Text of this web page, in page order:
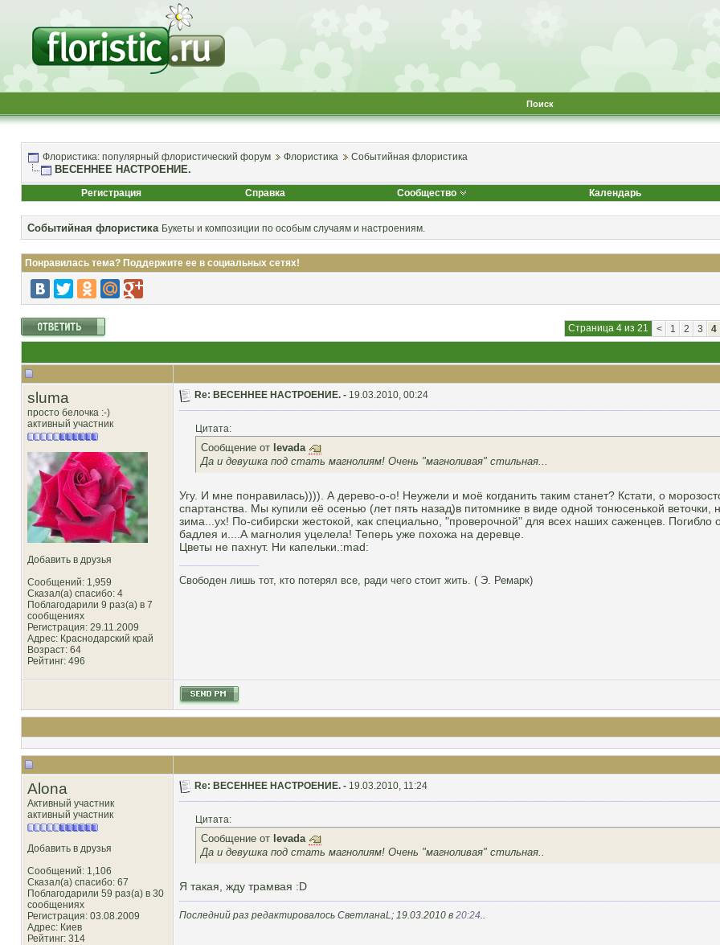
Поиск
Флористика: популярный флористический форум Флористика Событийная флористика
ВЕСЕННЕЕ НАСТРОЕНИЕ.
Регистрация
Справка Сообщество Календарь
Событийная флористика Букеты и композиции по особым случаям и настроениям.
Понравилась тема? Поддержите ее в социальных сетях!
Страница 4 из 21 < 1 2 3 4
sluma
просто белочка :-)
активный участник
Добавить в друзья
Сообщений: 1,959
Сказал(а) спасибо: 4
Поблагодарили 9 раз(а) в 7
сообщениях
Регистрация: 29.11.2009
Адрес: Краснодарский край
Возраст: 64
Рейтинг: 496
Re: ВЕСЕННЕЕ НАСТРОЕНИЕ. - 19.03.2010, 00:24
Цитата:
Сообщение от levada
Да и девушка под стать магнолиям! Очень "магноливая" стильная...
Угу. И мне понравилась)))). А дерево-о-о! Неужели и моё когданить таким станет? Кстати, о
спартанства. Мы купили её осенью (лет пять назад)в питомнике в виде одной тонюсенькой
зима...ух! По-сибирски жестокой, как специально, "проверочной" для всех наших саженцев. Погибло
бадлея и....А магнолия уцелела! Теперь уже похожа на деревце.
Цветы не пахнут. Ни капельки.:mad:
Свободен лишь тот, кто потерял все, ради чего стоит жить. ( Э. Ремарк)
Alona
Активный участник
активный участник
Добавить в друзья
Сообщений: 1,106
Сказал(а) спасибо: 67
Поблагодарили 59 раз(а) в 30
сообщениях
Регистрация: 03.08.2009
Адрес: Киев
Рейтинг: 314
Re: ВЕСЕННЕЕ НАСТРОЕНИЕ. - 19.03.2010, 11:24
Цитата:
Сообщение от levada
Да и девушка под стать магнолиям! Очень "магноливая" стильная..
Я такая, жду трамвая :D
Последний раз редактировалось СветланаL; 19.03.2010 в 20:24..